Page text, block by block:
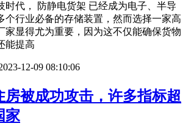
时代， 防静电货架 已经成为电子、半导
个行业必备的存储装置，然而选择一家高
家显得尤为重要，因为这不仅能确保货物
能提高
12-09 08:10:06
房被成功攻击，许多指标超
家